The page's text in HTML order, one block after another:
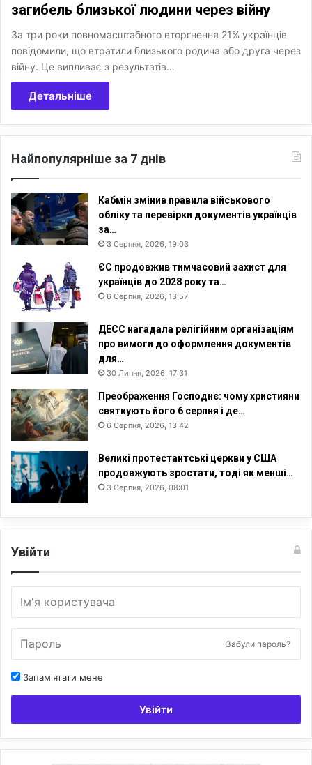
загибель близької людини через війну
За три роки повномасштабного вторгнення 21% українців
повідомили, що втратили близького родича або друга через
війну. Це випливає з результатів…
Детальніше
Найпопулярніше за 7 днів
Кабмін змінив правила військового
обліку та перевірки документів українців
за…
3 Серпня, 2026, 19:03
ЄС продовжив тимчасовий захист для
українців до 2028 року та…
6 Серпня, 2026, 13:57
ДЕСС нагадала релігійним організаціям
про вимоги до оформлення документів
для…
30 Липня, 2026, 17:31
Преображення Господнє: чому християни
святкують його 6 серпня і де…
6 Серпня, 2026, 13:42
Великі протестантські церкви у США
продовжують зростати, тоді як менші…
3 Серпня, 2026, 08:01
Увійти
Забули пароль?
Запам'ятати мене
Увійти